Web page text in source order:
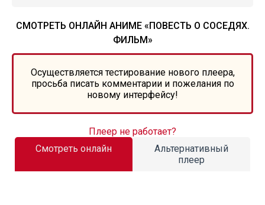
СМОТРЕТЬ ОНЛАЙН АНИМЕ «ПОВЕСТЬ О СОСЕДЯХ.
ФИЛЬМ»
Осуществляется тестирование нового плеера,
просьба писать комментарии и пожелания по
новому интерфейсу!
Смотреть онлайн
Альтернативный
плеер
Плеер не работает?